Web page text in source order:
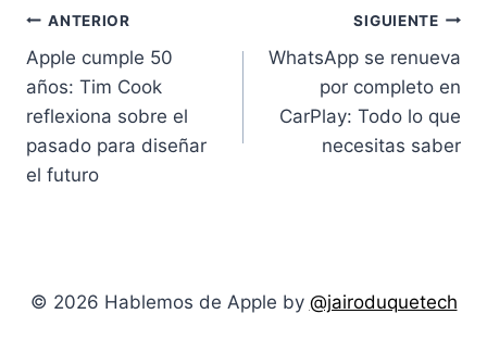
entrada:
Navegación
de
entradas
ANTERIOR
Apple cumple 50
años: Tim Cook
reflexiona sobre el
pasado para diseñar
el futuro
SIGUIENTE
WhatsApp se renueva
por completo en
CarPlay: Todo lo que
necesitas saber
© 2026 Hablemos de Apple by @jairoduquetech